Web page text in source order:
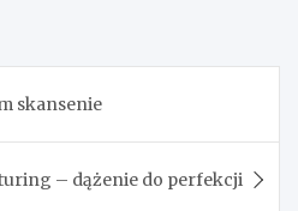
skansenie
– dążenie do perfekcji